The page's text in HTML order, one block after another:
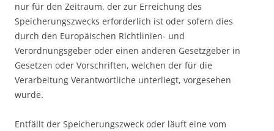
nur für den Zeitraum, der zur Erreichung des
Speicherungszwecks erforderlich ist oder sofern dies
durch den Europäischen Richtlinien- und
Verordnungsgeber oder einen anderen Gesetzgeber in
Gesetzen oder Vorschriften, welchen der für die
Verarbeitung Verantwortliche unterliegt, vorgesehen
wurde.
Entfällt der Speicherungszweck oder läuft eine vom